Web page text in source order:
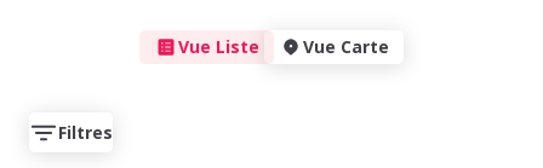
Vue Liste Vue Carte
Filtres